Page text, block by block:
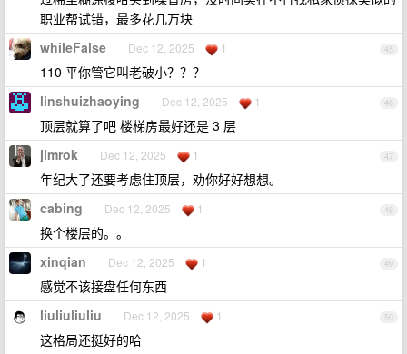
职业帮试错，最多花几万块
45
whileFalse Dec 12, 2025 1
110 平你管它叫老破小？？？
46
linshuizhaoying Dec 12, 2025 1
顶层就算了吧 楼梯房最好还是 3 层
47
jimrok Dec 12, 2025 1
年纪大了还要考虑住顶层，劝你好好想想。
48
cabing Dec 12, 2025 1
换个楼层的。。
49
xinqian Dec 12, 2025 1
感觉不该接盘任何东西
50
liuliuliuliu Dec 12, 2025 1
这格局还挺好的哈